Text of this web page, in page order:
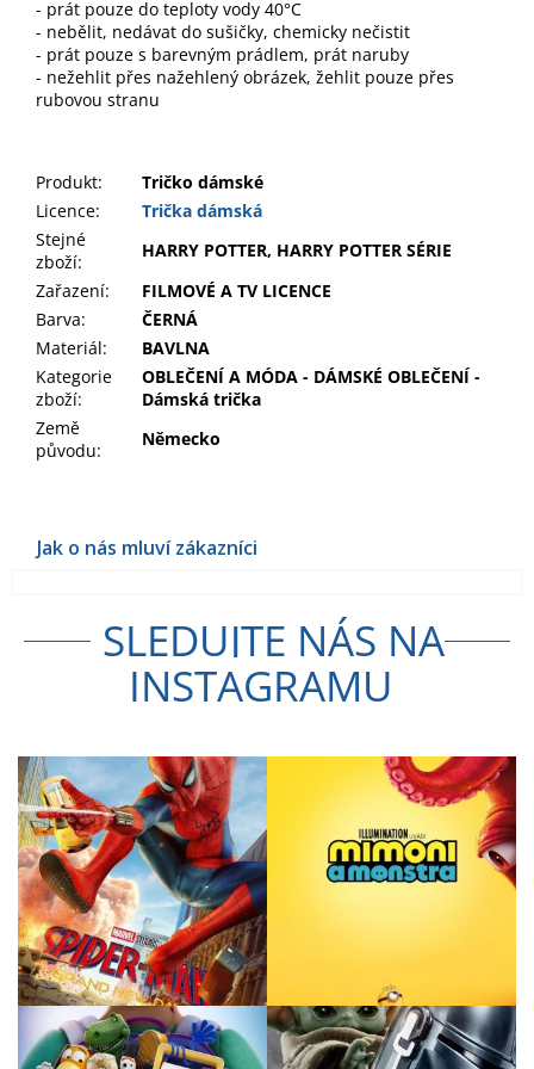
- prát pouze do teploty vody 40°C
- nebělit, nedávat do sušičky, chemicky nečistit
- prát pouze s barevným prádlem, prát naruby
- nežehlit přes nažehlený obrázek, žehlit pouze přes
rubovou stranu
Produkt:
Tričko dámské
Licence:
Trička dámská
Stejné
zboží:
HARRY POTTER, HARRY POTTER SÉRIE
Zařazení:
FILMOVÉ A TV LICENCE
Barva:
ČERNÁ
Materiál:
BAVLNA
Kategorie
zboží:
OBLEČENÍ A MÓDA - DÁMSKÉ OBLEČENÍ -
Dámská trička
Země
původu:
Německo
SLEDUJTE NÁS NA
INSTAGRAMU